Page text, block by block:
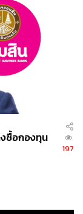
ซื้อกองทุน
197